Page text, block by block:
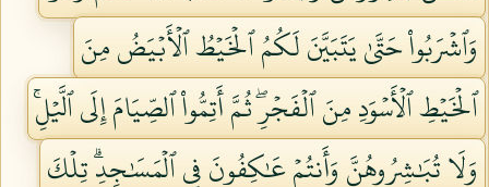
وَٱشۡرَبُواْ حَتَّىٰ يَتَبَيَّنَ لَكُمُ ٱلۡخَيۡطُ ٱلۡأَبۡيَضُ مِنَ
ٱلۡخَيۡطِ ٱلۡأَسۡوَدِ مِنَ ٱلۡفَجۡرِۖ ثُمَّ أَتِمُّواْ ٱلصِّيَامَ إِلَى ٱلَّيۡلِۚ
وَلَا تُبَٰشِرُوهُنَّ وَأَنتُمۡ عَٰكِفُونَ فِي ٱلۡمَسَٰجِدِۗ تِلۡكَ